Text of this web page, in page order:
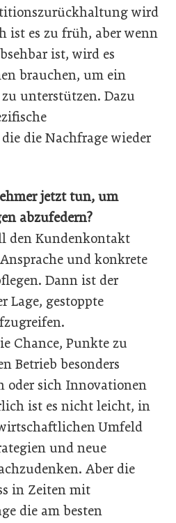
wird
ist es zu früh, aber wenn
ist, wird es
brauchen, um ein
unterstützen. Dazu
die Nachfrage wieder
jetzt tun, um
abzufedern?
den Kundenkontakt
und konkrete
Dann ist der
Lage, gestoppte
Chance, Punkte zu
Betrieb besonders
oder sich Innovationen
ist es nicht leicht, in
Umfeld
und neue
Aber die
in Zeiten mit
die am besten